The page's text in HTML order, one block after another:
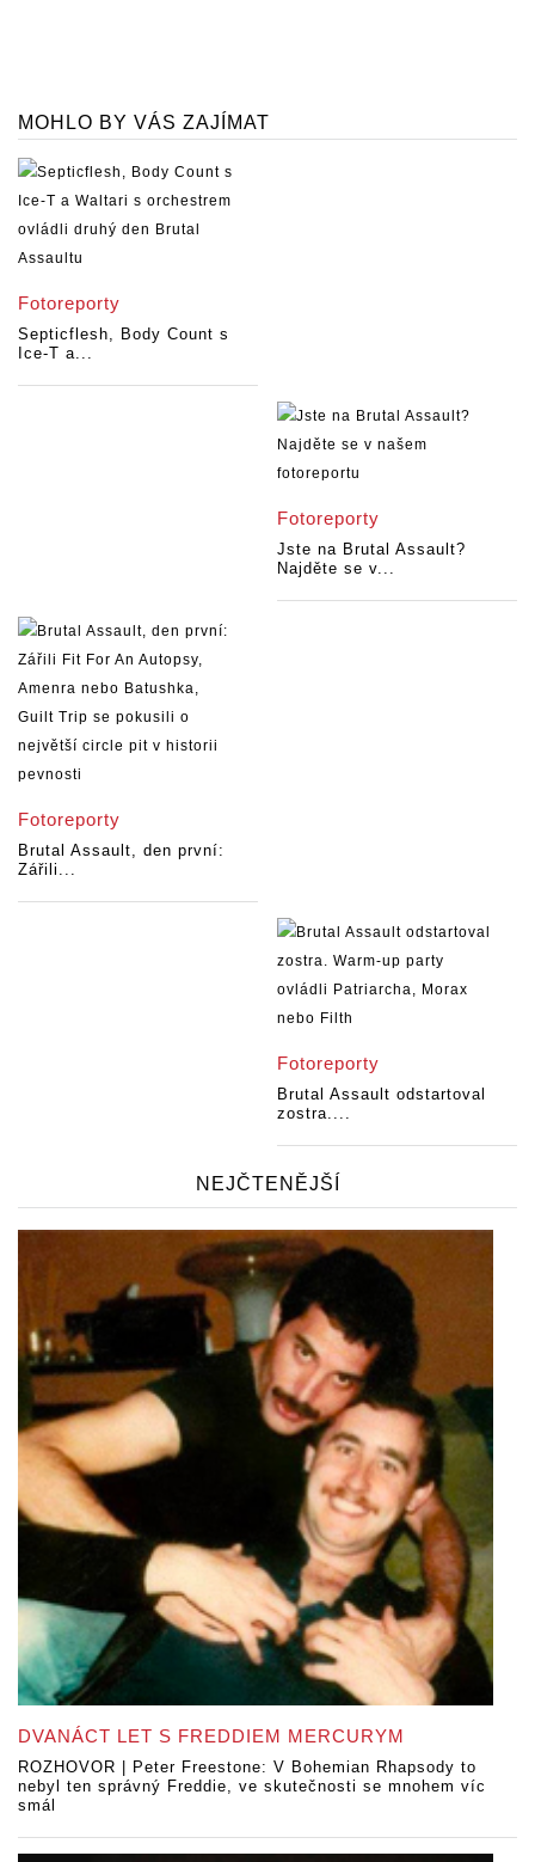
MOHLO BY VÁS ZAJÍMAT
Fotoreporty
Septicflesh, Body Count s
Ice-T a...
Fotoreporty
Jste na Brutal Assault?
Najděte se v...
Fotoreporty
Brutal Assault, den první:
Zářili...
Fotoreporty
Brutal Assault odstartoval
zostra....
NEJČTENĚJŠÍ
DVANÁCT LET S FREDDIEM MERCURYM
ROZHOVOR | Peter Freestone: V Bohemian Rhapsody to
nebyl ten správný Freddie, ve skutečnosti se mnohem víc
smál